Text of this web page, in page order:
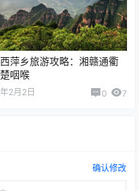
萍乡旅游攻略：湘赣通衢
咽喉
2月2日 0 7
确认修改